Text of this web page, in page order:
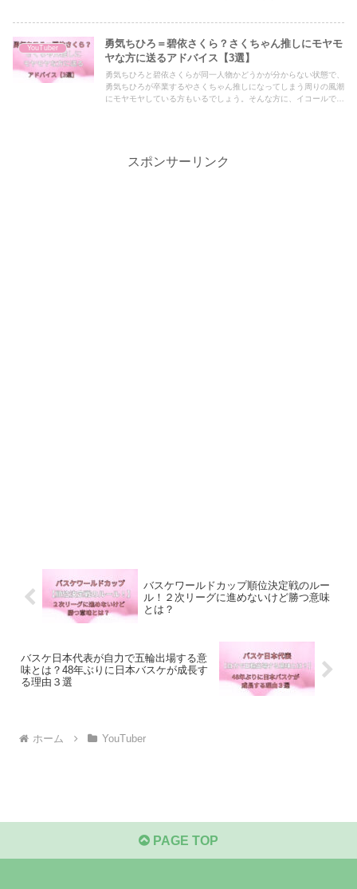
YouTuber
勇気ちひろ＝碧依さくら？さくちゃん推しにモヤモ
ヤな方に送るアドバイス【3選】
勇気ちひろと碧依さくらが同一人物かどうかが分からない状態で、
勇気ちひろが卒業するやさくちゃん推しになってしまう周りの風潮
にモヤモヤしている方もいるでしょう。そんな方に、イコールでつ
スポンサーリンク
バスケワールドカップ順位決定戦のルー
ル！２次リーグに進めないけど勝つ意味
とは？
バスケ日本代表が自力で五輪出場する意
味とは？48年ぶりに日本バスケが成長す
る理由３選
ホーム YouTuber
PAGE TOP